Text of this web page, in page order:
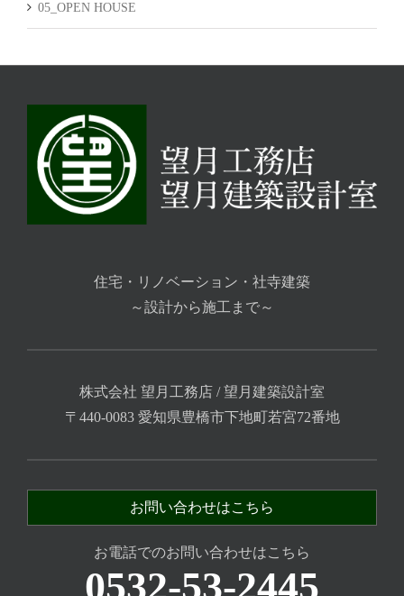
05_OPEN HOUSE
住宅・リノベーション・社寺建築
～設計から施工まで～
株式会社 望月工務店 / 望月建築設計室
〒440-0083 愛知県豊橋市下地町若宮72番地
お問い合わせはこちら
お電話でのお問い合わせはこちら
0532-53-2445